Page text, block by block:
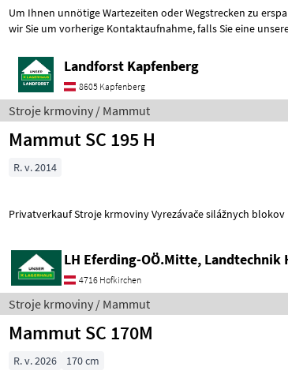
Um Ihnen unnötige Wartezeiten oder Wegstrecken zu ersparen,
wir Sie um vorherige Kontaktaufnahme, falls Sie eine unserer
Landforst Kapfenberg
8605 Kapfenberg
Stroje krmoviny / Mammut
Mammut SC 195 H
R. v. 2014
Privatverkauf Stroje krmoviny Vyrezávače silážnych blokov
LH Eferding-OÖ.Mitte, Landtechnik
4716 Hofkirchen
Stroje krmoviny / Mammut
Mammut SC 170M
R. v. 2026 170 cm